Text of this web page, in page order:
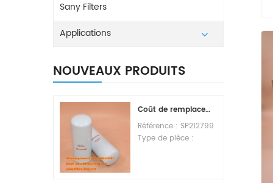
Sany Filters
Applications
NOUVEAUX PRODUITS
Coût de remplacement du filtre à carburant SP212799
Référence : SP212799
Type de pièce :